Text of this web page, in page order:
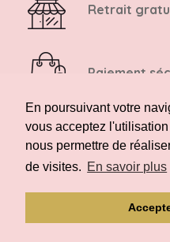
En poursuivant votre
vous acceptez
nous permettre de
de visites. En savoir plus
Retrait
Paiement
Retour